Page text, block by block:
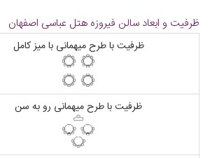
ظرفیت و ابعاد سالن فیروزه هتل عباسی اصفهان
ظرفیت با طرح میهمانی با میز کامل
ظرفیت با طرح میهمانی رو به سن